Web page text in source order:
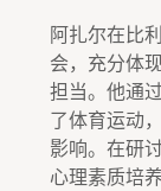
阿扎尔在比
会，充分体
担当。他通
了体育运动
影响。在研
心理素质培